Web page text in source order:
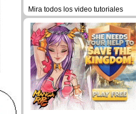
Mira todos los video tutoriales